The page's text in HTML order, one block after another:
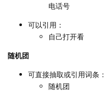
电话号
可以引用：
自己打开看
随机团
可直接抽取或引用词条：
随机团